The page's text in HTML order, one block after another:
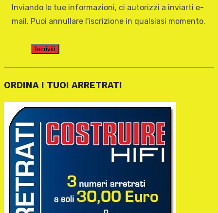
Inviando le tue informazioni, ci autorizzi a inviarti e-
mail. Puoi annullare l'iscrizione in qualsiasi momento.
Iscriviti
ORDINA I TUOI ARRETRATI